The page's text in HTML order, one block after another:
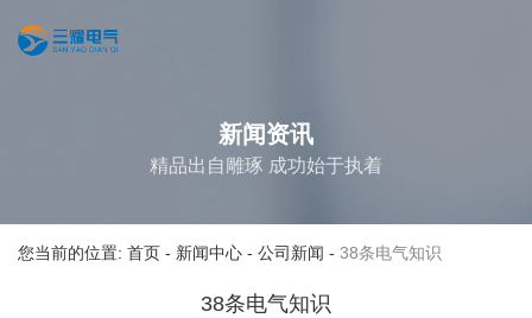
新闻资讯
精品出自雕琢 成功始于执着
您当前的位置: 首页 - 新闻中心 - 公司新闻 - 38条电气知识
38条电气知识